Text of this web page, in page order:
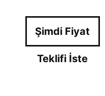
Şimdi Fiyat
Teklifi İste